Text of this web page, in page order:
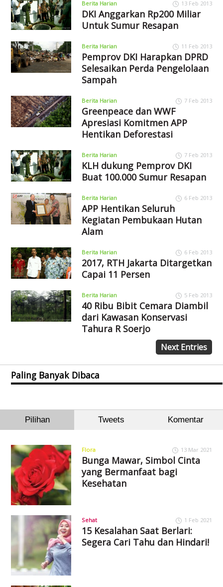
Berita Harian 13 Feb 2013
DKI Anggarkan Rp200 Miliar
Untuk Sumur Resapan
Berita Harian 11 Feb 2013
Pemprov DKI Harapkan DPRD
Selesaikan Perda Pengelolaan
Sampah
Berita Harian 7 Feb 2013
Greenpeace dan WWF
Apresiasi Komitmen APP
Hentikan Deforestasi
Berita Harian 7 Feb 2013
KLH dukung Pemprov DKI
Buat 100.000 Sumur Resapan
Berita Harian 6 Feb 2013
APP Hentikan Seluruh
Kegiatan Pembukaan Hutan
Alam
Berita Harian 6 Feb 2013
2017, RTH Jakarta Ditargetkan
Capai 11 Persen
Berita Harian 5 Feb 2013
40 Ribu Bibit Cemara Diambil
dari Kawasan Konservasi
Tahura R Soerjo
Next Entries
Paling Banyak Dibaca
Pilihan Tweets Komentar
Flora 13 Mar 2021
Bunga Mawar, Simbol Cinta
yang Bermanfaat bagi
Kesehatan
Sehat 1 Feb 2021
15 Kesalahan Saat Berlari:
Segera Cari Tahu dan Hindari!